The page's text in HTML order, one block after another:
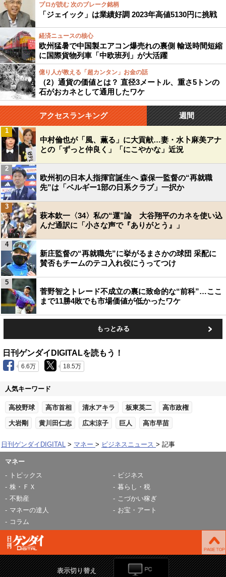
プロが読む 次のブレーク銘柄
「ジェイック」は業績好調 2023年高値5130円に挑戦
経済ニュースの核心
欧州猛暑で中国製エアコン爆売れの裏側 輸送時間短縮
に国際貨物列車「中欧班列」が大活躍
億り人が教える「超カンタン」お金の話
（2）通貨の価値とは？ 直径3メートル、重さ5トンの
石がおカネとして通用したワケ
アクセスランキング 週間
中村倫也が「風、薫る」に大貢献…妻・水卜麻美アナ
との「ずっと仲良く」「にこやかな」近況
1
欧州初の日本人指揮官誕生へ 森保一監督の“再就職
先”は「ベルギー1部の日系クラブ」一択か
2
萩本欽一〈34〉私の“運”論 大谷翔平のカネを使い込
んだ通訳に「小さな声で『ありがとう』」
3
新庄監督の“再就職先”に挙がるまさかの球団 采配に
賛否もチームのテコ入れ役にうってつけ
4
菅野智之トレード不成立の裏に致命的な“前科”…ここ
まで11勝4敗でも市場価値が低かったワケ
5
もっとみる
日刊ゲンダイDIGITALを読もう！
6.6万 18.5万
人気キーワード
高校野球 高市首相 清水アキラ 板東英二 高市政権
大岩剛 黄川田仁志 広末涼子 巨人 高市早苗
日刊ゲンダイDIGITAL マネー ビジネスニュース 記事
マネー
トピックス
ビジネス
株・ＦＸ
暮らし・税
不動産
こづかい稼ぎ
マネーの達人
お宝・アート
コラム
表示切り替え